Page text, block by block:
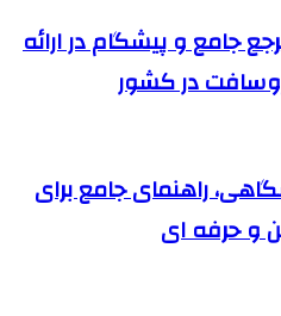
جامع و پیشگام در ارائه
در کشور
راهنمای جامع برای
و حرفه ای